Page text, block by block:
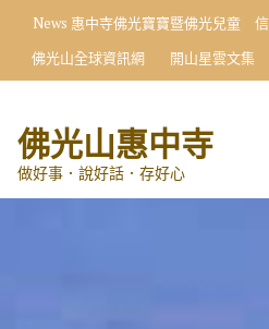
content
News 惠中寺佛光寶寶暨佛光兒童
佛光山全球資訊網
開山星雲文集
佛光山惠中寺
做好事．說好話．存好心